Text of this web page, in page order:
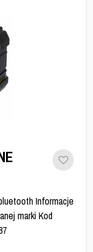
Informacje
marki Kod